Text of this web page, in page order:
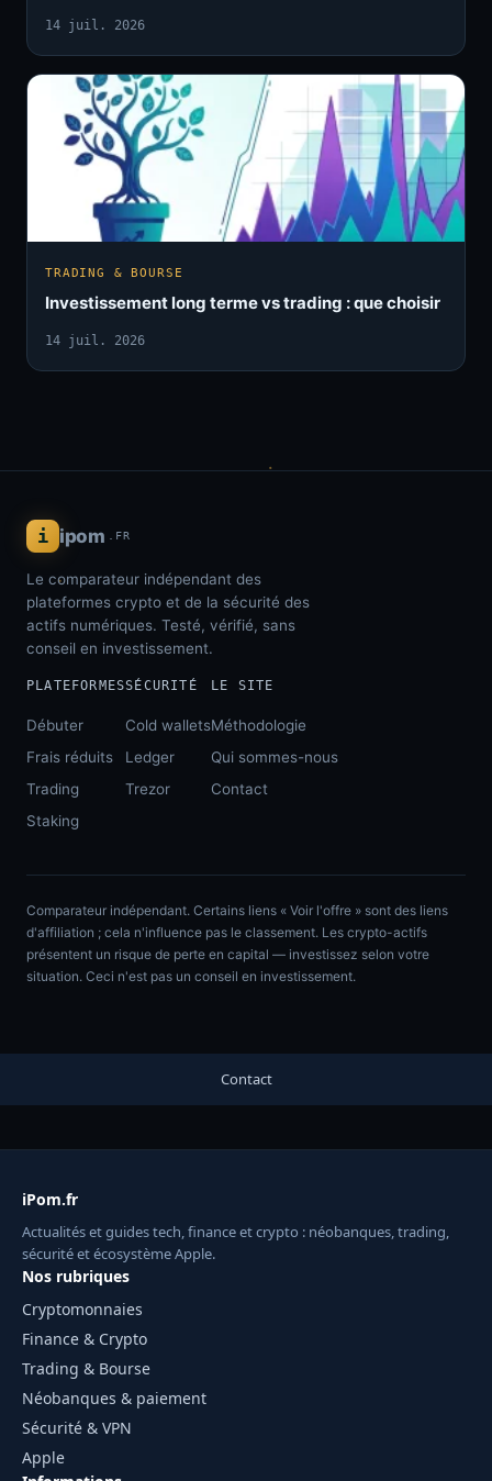
14 juil. 2026
TRADING & BOURSE
Investissement long terme vs trading : que choisir
14 juil. 2026
i ipom .FR
Le comparateur indépendant des
plateformes crypto et de la sécurité des
actifs numériques. Testé, vérifié, sans
conseil en investissement.
PLATEFORMES
Débuter
Frais réduits
Trading
Staking
SÉCURITÉ
Cold wallets
Ledger
Trezor
LE SITE
Méthodologie
Qui sommes-nous
Contact
Comparateur indépendant. Certains liens « Voir l'offre » sont des liens
d'affiliation ; cela n'influence pas le classement. Les crypto-actifs
présentent un risque de perte en capital — investissez selon votre
situation. Ceci n'est pas un conseil en investissement.
Contact
iPom.fr
Actualités et guides tech, finance et crypto : néobanques, trading,
sécurité et écosystème Apple.
Nos rubriques
Cryptomonnaies
Finance & Crypto
Trading & Bourse
Néobanques & paiement
Sécurité & VPN
Apple